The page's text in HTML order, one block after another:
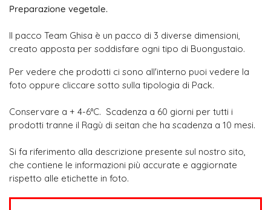
Preparazione vegetale.
Il pacco Team Ghisa è un pacco di 3 diverse dimensioni,
creato apposta per soddisfare ogni tipo di Buongustaio.
Per vedere che prodotti ci sono all'interno puoi vedere la
foto oppure cliccare sotto sulla tipologia di Pack.
Conservare a + 4-6°C. Scadenza a 60 giorni per tutti i
prodotti tranne il Ragù di seitan che ha scadenza a 10 mesi.
Si fa riferimento alla descrizione presente sul nostro sito,
che contiene le informazioni più accurate e aggiornate
rispetto alle etichette in foto.